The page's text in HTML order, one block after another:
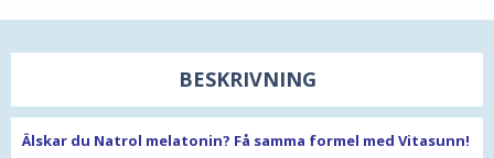
BESKRIVNING
Älskar du Natrol melatonin? Få samma formel med Vitasunn!